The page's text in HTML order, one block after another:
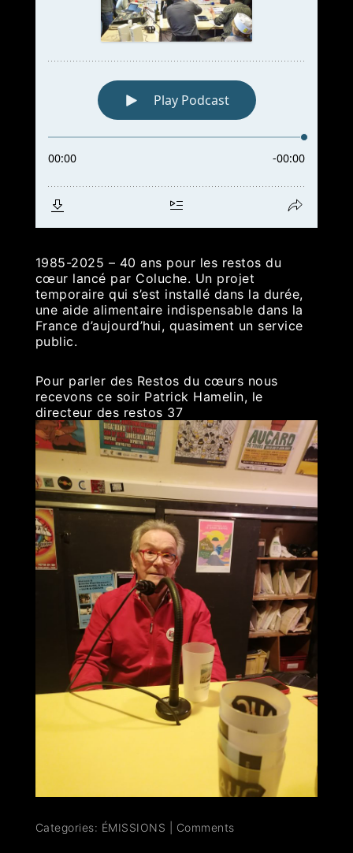
1985-2025 – 40 ans pour les restos du
cœur lancé par Coluche. Un projet
temporaire qui s’est installé dans la durée,
une aide alimentaire indispensable dans la
France d’aujourd’hui, quasiment un service
public.
Pour parler des Restos du cœurs nous
recevons ce soir Patrick Hamelin, le
directeur des restos 37
Categories: ÉMISSIONS Comments